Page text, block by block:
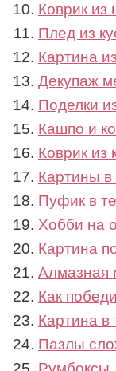
Коврик
Плед из
Картина
Декупаж
Поделки
Кашпо и
Коврик из
Картины в
Пуфик в
Хобби на
Картина
Алмазная
Как
Картина в
Пазлы